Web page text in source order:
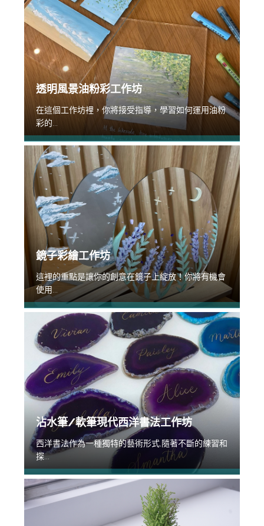
透明風景油粉彩工作坊
在這個工作坊裡，你將接受指導，學習如何運用油粉
彩的...
鏡子彩繪工作坊
這裡的重點是讓你的創意在鏡子上綻放！你將有機會
使用...
沾水筆/軟筆現代西洋書法工作坊
西洋書法作為一種獨特的藝術形式,隨著不斷的練習和
探...